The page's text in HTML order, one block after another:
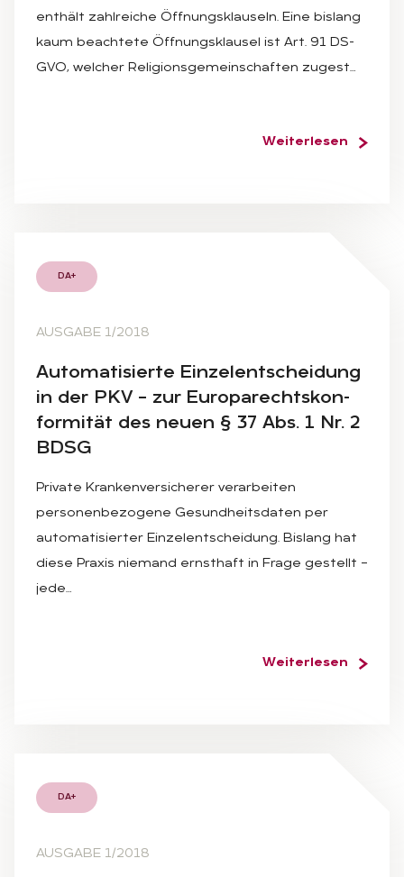
enthält zahlreiche Öffnungsklauseln. Eine bislang
kaum beachtete Öffnungsklausel ist Art. 91 DS-
GVO, welcher Religionsgemeinschaften zugest…
Weiterlesen
DA+
AUSGABE 1/2018
Au­to­ma­ti­sier­te Ein­zel­ent­schei­dung
in der PKV – zur Eu­ro­pa­rechts­kon­
for­mi­tät des neu­en § 37 Abs. 1 Nr. 2
BDSG
Private Krankenversicherer verarbeiten
personenbezogene Gesundheitsdaten per
automatisierter Einzelentscheidung. Bislang hat
diese Praxis niemand ernsthaft in Frage gestellt –
jede…
Weiterlesen
DA+
AUSGABE 1/2018